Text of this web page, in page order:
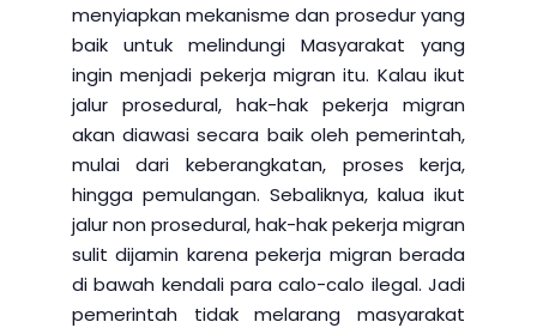
menyiapkan mekanisme dan prosedur yang
baik untuk melindungi Masyarakat yang
ingin menjadi pekerja migran itu. Kalau ikut
jalur prosedural, hak-hak pekerja migran
akan diawasi secara baik oleh pemerintah,
mulai dari keberangkatan, proses kerja,
hingga pemulangan. Sebaliknya, kalua ikut
jalur non prosedural, hak-hak pekerja migran
sulit dijamin karena pekerja migran berada
di bawah kendali para calo-calo ilegal. Jadi
pemerintah tidak melarang masyarakat